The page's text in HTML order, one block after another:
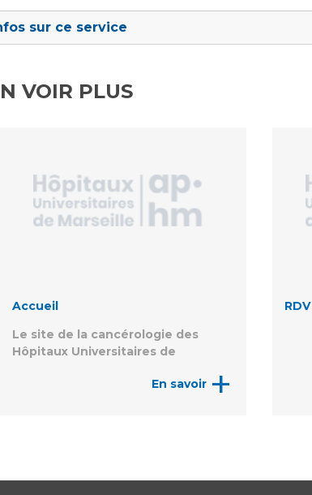
sur ce service
VOIR PLUS
Accueil
Le site de la cancérologie des
Hôpitaux Universitaires de
En savoir +